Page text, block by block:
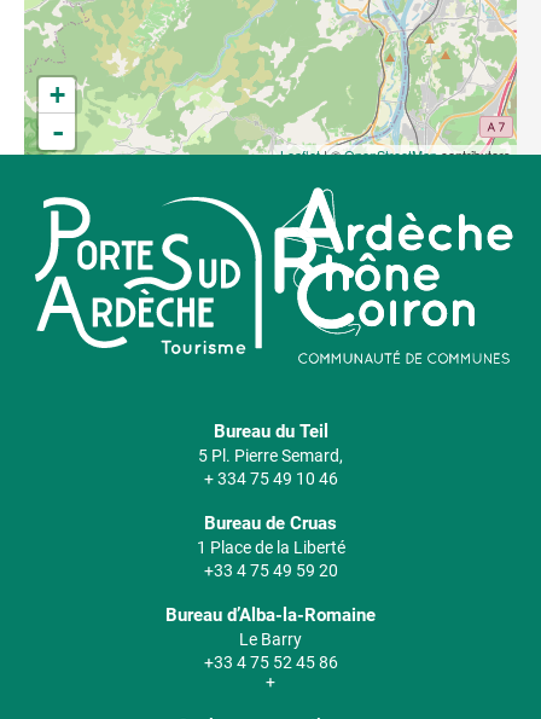
+
-
Leaflet| ©OpenStreetMapcontributors
Bureau du Teil
5 Pl. Pierre Semard,
+ 334 75 49 10 46
Bureau de Cruas
1 Place de la Liberté
+33 4 75 49 59 20
Bureau d’Alba-la-Romaine
Le Barry
+33 4 75 52 45 86
+